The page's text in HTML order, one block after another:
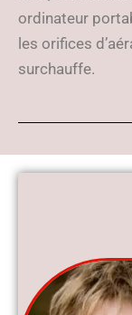
ordinateur
les orifices
surchauffe.